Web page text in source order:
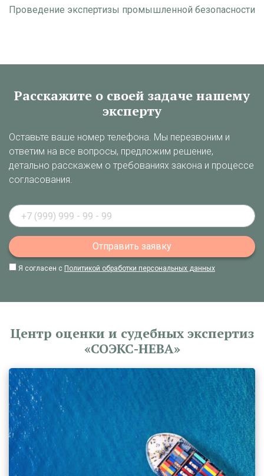
Проведение экспертизы промышленной безопасности
Расскажите о своей задаче нашему
эксперту
Оставьте ваше номер телефона. Мы перезвоним и
ответим на все вопросы, предложим решение,
детально расскажем о требованиях закона и процессе
согласования.
Я согласен с Политикой обработки персональных данных
Центр оценки и судебных экспертиз
«СОЭКС-НЕВА»